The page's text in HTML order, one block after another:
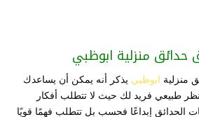
منزلية ابوظبي
منزلية ابوظبي يذكر أنه يمكن أن يساعدك
طبيعي فريد لك حيث لا تتطلب أفكار
الحدائق إبداعًا فحسب بل تتطلب فهمًا قويًا